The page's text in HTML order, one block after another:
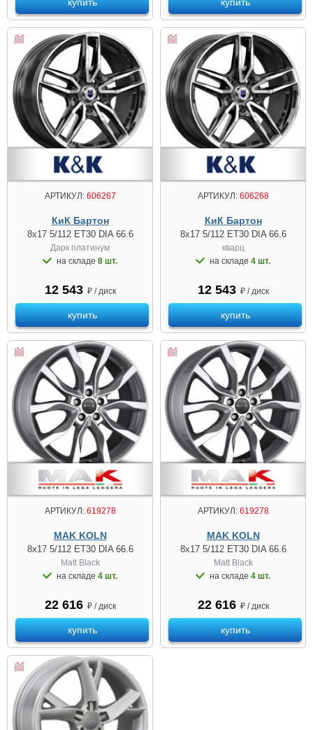
АРТИКУЛ:606267
КиК Бартон
8x17 5/112 ET30 DIA 66.6
Дарк платинум
на складе 8 шт.
12 543 ₽ / диск
купить
АРТИКУЛ:606268
КиК Бартон
8x17 5/112 ET30 DIA 66.6
кварц
на складе 4 шт.
12 543 ₽ / диск
купить
АРТИКУЛ:619278
MAK KOLN
8x17 5/112 ET30 DIA 66.6
Matt Black
на складе 4 шт.
22 616 ₽ / диск
купить
АРТИКУЛ:619278
MAK KOLN
8x17 5/112 ET30 DIA 66.6
Matt Black
на складе 4 шт.
22 616 ₽ / диск
купить